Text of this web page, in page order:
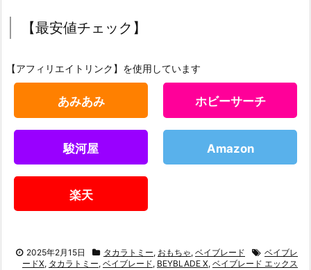
【最安値チェック】
【アフィリエイトリンク】を使用しています
あみあみ ホビーサーチ
駿河屋 Amazon
楽天
2025年2月15日 タカラトミー, おもちゃ, ベイブレード
ベイブレ
ードX, タカラトミー, ベイブレード, BEYBLADE X, ベイブレード エックス